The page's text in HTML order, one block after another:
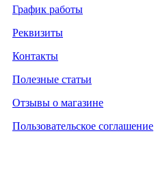
График работы
Реквизиты
Контакты
Полезные статьи
Отзывы о магазине
Пользовательское соглашение